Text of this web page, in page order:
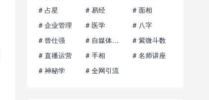
# 占星
# 易经
# 面相
# 企业管理
# 医学
# 八字
# 曾仕强
# 自媒体运营
# 紫微斗数
# 直播运营
# 手相
# 名师讲座
# 神秘学
# 全网引流